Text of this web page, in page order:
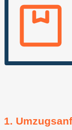
1.